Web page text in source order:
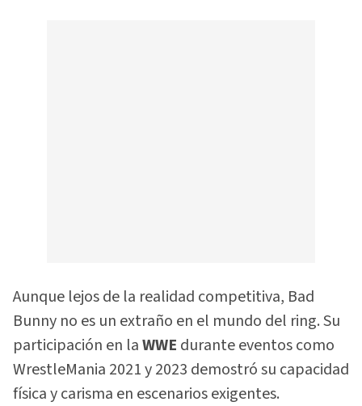
Aunque lejos de la realidad competitiva, Bad
Bunny no es un extraño en el mundo del ring. Su
participación en laWWE durante eventos como
WrestleMania 2021 y 2023 demostró su capacidad
física y carisma en escenarios exigentes.